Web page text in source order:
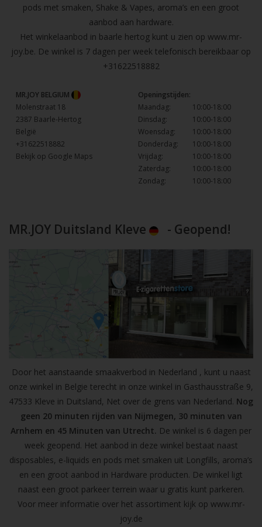
pods met smaken, Shake & Vapes, aroma’s en een groot
aanbod aan hardware.
Het winkelaanbod in baarle hertog kunt u zien op www.mr-
joy.be. De winkel is 7 dagen per week telefonisch bereikbaar op
+31622518882
MR.JOY BELGIUM
Molenstraat 18
2387 Baarle-Hertog
België
+31622518882
Bekijk op Google Maps
Openingstijden:
Maandag:
10:00-18:00
Dinsdag:
10:00-18:00
Woensdag:
10:00-18:00
Donderdag:
10:00-18:00
Vrijdag:
10:00-18:00
Zaterdag:
10:00-18:00
Zondag:
10:00-18:00
MR.JOY Duitsland Kleve - Geopend!
Door het aanstaande smaakverbod in Nederland , kunt u naast
onze winkel in Belgie terecht in onze winkel in Gasthausstraße 9,
47533 Kleve in Duitsland, Net over de grens van Nederland. Nog
geen 20 minuten rijden van Nijmegen, 30 minuten van
Arnhem en 45 Minuten van Utrecht. De winkel is 6 dagen per
week geopend. Het aanbod in deze winkel bestaat naast
disposables, e-liquids en pods met smaken uit Longfills, aroma’s
en een groot aanbod in Hardware producten. De winkel ligt
naast een groot parkeer terrein waar u gratis kunt parkeren.
Voor meer informatie over het assortiment kijk op www.mr-
joy.de